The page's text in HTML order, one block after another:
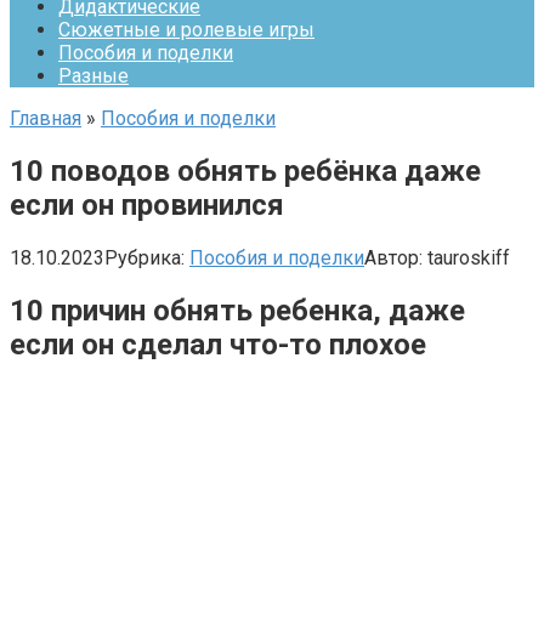
Дидактические
Сюжетные и ролевые игры
Пособия и поделки
Разные
Главная » Пособия и поделки
10 поводов обнять ребёнка даже
если он провинился
18.10.2023Рубрика: Пособия и поделкиАвтор: tauroskiff
10 причин обнять ребенка, даже
если он сделал что-то плохое